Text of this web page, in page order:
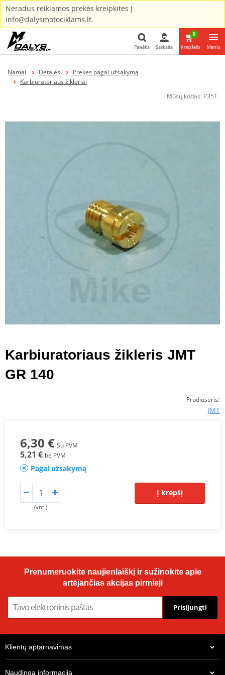
Neradus reikiamos prekės kreipkites į
info@dalysmotociklams.lt.
Paieška Sąskaita
0
Krepšelis Meniu
Namai Detalės
Prekės pagal užsakymą
Karbiuratoriaus žikleriai
Mūsų kodas: P351
Karbiuratoriaus žikleris JMT
GR 140
Prodiuseris:
JMT
6,30 € Su PVM
5,21 € be PVM
Pagal užsakymą
(vnt.)
Į krepšį
Prenumeruokite naujienlaiškį ir sužinokite apie
artėjančias akcijas pirmieji
Prisijungti
Klientų aptarnavimas
Naudinga informacija